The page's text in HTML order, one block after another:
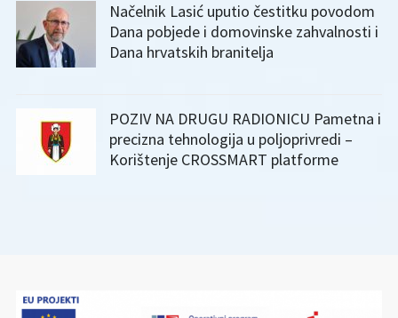
Načelnik Lasić uputio čestitku povodom
Dana pobjede i domovinske zahvalnosti i
Dana hrvatskih branitelja
POZIV NA DRUGU RADIONICU Pametna i
precizna tehnologija u poljoprivredi –
Korištenje CROSSMART platforme